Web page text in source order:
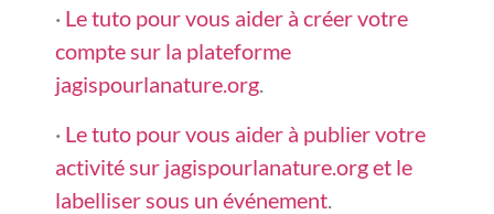
· Le tuto pour vous aider à créer votre
compte sur la plateforme
jagispourlanature.org.
· Le tuto pour vous aider à publier votre
activité sur jagispourlanature.org et le
labelliser sous un événement